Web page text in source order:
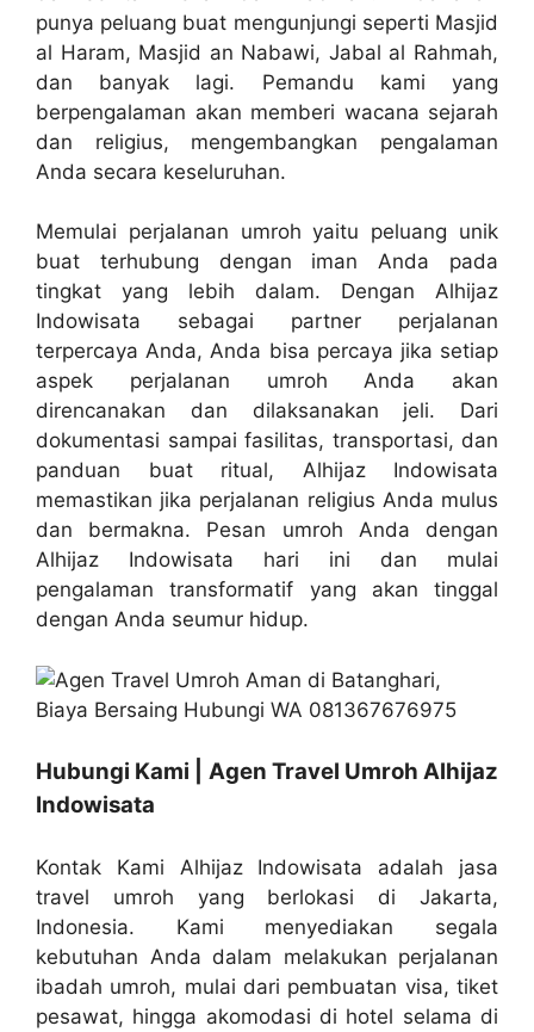
punya peluang buat mengunjungi seperti Masjid
al Haram, Masjid an Nabawi, Jabal al Rahmah,
dan banyak lagi. Pemandu kami yang
berpengalaman akan memberi wacana sejarah
dan religius, mengembangkan pengalaman
Anda secara keseluruhan.
Memulai perjalanan umroh yaitu peluang unik
buat terhubung dengan iman Anda pada
tingkat yang lebih dalam. Dengan Alhijaz
Indowisata sebagai partner perjalanan
terpercaya Anda, Anda bisa percaya jika setiap
aspek perjalanan umroh Anda akan
direncanakan dan dilaksanakan jeli. Dari
dokumentasi sampai fasilitas, transportasi, dan
panduan buat ritual, Alhijaz Indowisata
memastikan jika perjalanan religius Anda mulus
dan bermakna. Pesan umroh Anda dengan
Alhijaz Indowisata hari ini dan mulai
pengalaman transformatif yang akan tinggal
dengan Anda seumur hidup.
Hubungi Kami | Agen Travel Umroh Alhijaz
Indowisata
Kontak Kami Alhijaz Indowisata adalah jasa
travel umroh yang berlokasi di Jakarta,
Indonesia. Kami menyediakan segala
kebutuhan Anda dalam melakukan perjalanan
ibadah umroh, mulai dari pembuatan visa, tiket
pesawat, hingga akomodasi di hotel selama di